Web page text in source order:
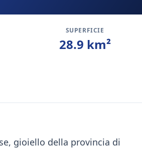
SUPERFICIE
28.9 km²
gioiello della provincia di